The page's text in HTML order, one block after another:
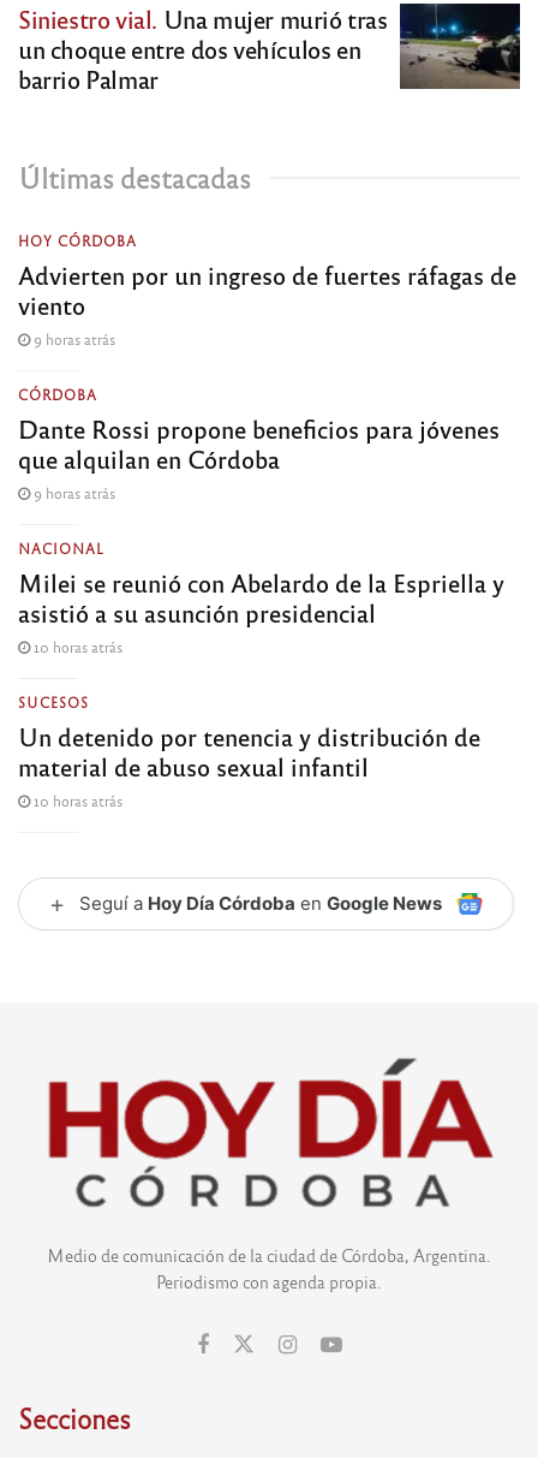
Siniestro vial. Una mujer murió tras
un choque entre dos vehículos en
barrio Palmar
Últimas destacadas
HOY CÓRDOBA
Advierten por un ingreso de fuertes ráfagas de
viento
9 horas atrás
CÓRDOBA
Dante Rossi propone beneficios para jóvenes
que alquilan en Córdoba
9 horas atrás
NACIONAL
Milei se reunió con Abelardo de la Espriella y
asistió a su asunción presidencial
10 horas atrás
SUCESOS
Un detenido por tenencia y distribución de
material de abuso sexual infantil
10 horas atrás
+ Seguí a Hoy Día Córdoba en Google News
Medio de comunicación de la ciudad de Córdoba, Argentina.
Periodismo con agenda propia.
Secciones